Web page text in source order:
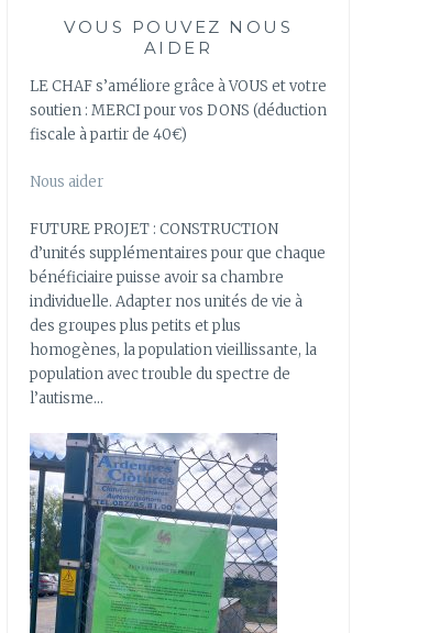
VOUS POUVEZ NOUS
AIDER
LE CHAF s’améliore grâce à VOUS et votre
soutien : MERCI pour vos DONS (déduction
fiscale à partir de 40€)
Nous aider
FUTURE PROJET : CONSTRUCTION
d’unités supplémentaires pour que chaque
bénéficiaire puisse avoir sa chambre
individuelle. Adapter nos unités de vie à
des groupes plus petits et plus
homogènes, la population vieillissante, la
population avec trouble du spectre de
l’autisme…